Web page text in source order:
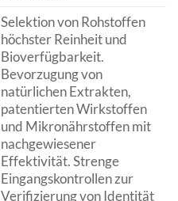
Selektion von Rohstoffen
höchster Reinheit und
Bioverfügbarkeit.
Bevorzugung von
natürlichen Extrakten,
patentierten Wirkstoffen
und Mikronährstoffen mit
nachgewiesener
Effektivität. Strenge
Eingangskontrollen zur
Verifizierung von Identität